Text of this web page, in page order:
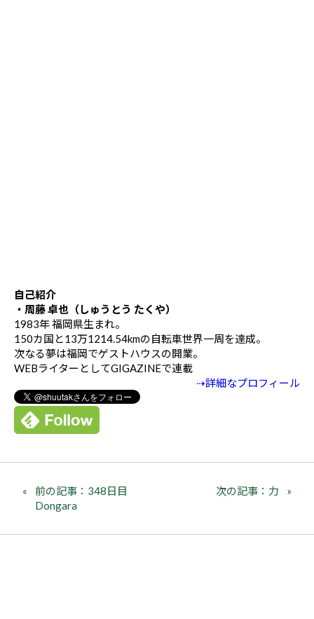
自己紹介
・周藤 卓也（しゅうとう たくや）
1983年 福岡県生まれ。
150カ国と13万1214.54kmの自転車世界一周を達成。
次なる夢は福岡でゲストハウスの開業。
WEBライターとしてGIGAZINEで連載
⇢詳細なプロフィール
前の記事：348日目
Dongara
次の記事：力